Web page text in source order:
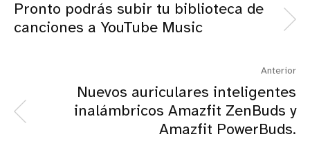
Pronto podrás subir tu biblioteca de
canciones a YouTube Music
Anterior
Nuevos auriculares inteligentes
inalámbricos Amazfit ZenBuds y
Amazfit PowerBuds.